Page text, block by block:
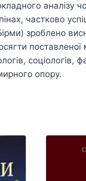
аналізу
частково
зроблено
соціологів,
опору.